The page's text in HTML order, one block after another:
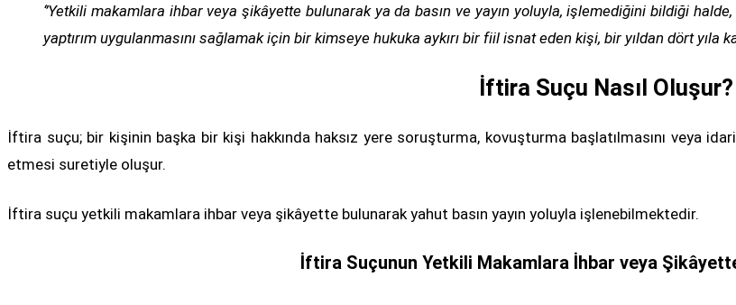
‘’Yetkili makamlara ihbar veya şikâyette bulunarak ya da basın ve yayın yoluyla, işlemediğini bildiği
yaptırım uygulanmasını sağlamak için bir kimseye hukuka aykırı bir fiil isnat eden kişi, bir yıldan dört yıla
İftira Suçu Nasıl Oluşur?
İftira suçu; bir kişinin başka bir kişi hakkında haksız yere soruşturma, kovuşturma başlatılmasını veya
etmesi suretiyle oluşur.
İftira suçu yetkili makamlara ihbar veya şikâyette bulunarak yahut basın yayın yoluyla işlenebilmektedir.
İftira Suçunun Yetkili Makamlara İhbar veya